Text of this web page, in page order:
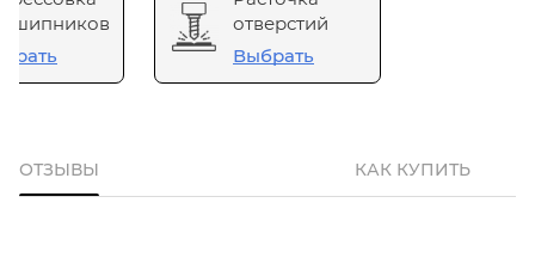
отверстий
Выбрать
ОТЗЫВЫ КАК КУПИТЬ